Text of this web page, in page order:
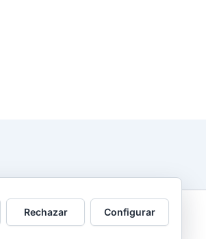
203 386
Rechazar Configurar